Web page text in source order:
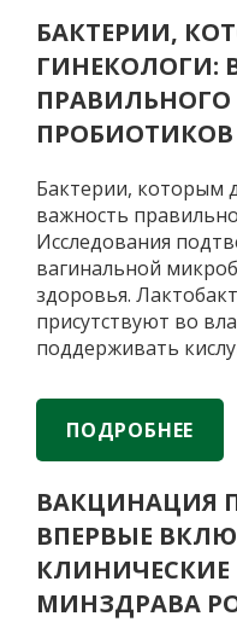
БАКТЕРИИ,
ГИНЕКОЛОГИ:
ПРОБИОТИКОВ
Бактерии, которым
важность
Исследования
вагинальной
здоровья.
присутствуют во
поддерживать
воспалений. Когда
из-за приема
сбоев, могут помочь
ПОДРОБНЕЕ
ВАКЦИНАЦИЯ
ВПЕРВЫЕ
МИНЗДРАВА